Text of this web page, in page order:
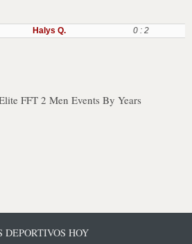
Halys Q. 0 : 2
FFT 2 Men Events By Years
DEPORTIVOS HOY